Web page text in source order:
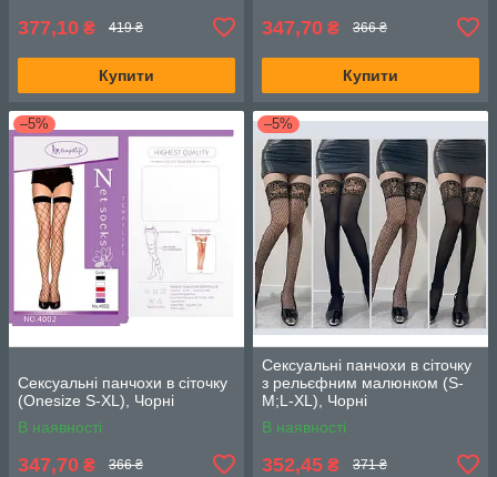
377,10 ₴ 419 ₴
Купити
347,70 ₴ 366 ₴
Купити
–5%
Сексуальні панчохи в сіточку
(Onesize S-XL), Чорні
В наявності
347,70 ₴ 366 ₴
–5%
Сексуальні панчохи в сіточку
з рельєфним малюнком (S-
M;L-ХL), Чорні
В наявності
352,45 ₴ 371 ₴